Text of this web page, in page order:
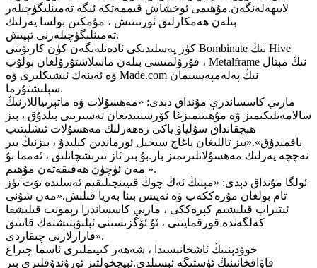
لايىھەلەنگەن.مۇھىمى ئوخشاش قىممەتكە ئىگە تەمىنلىگۈچىلەر
بىلەن ھەمكارلىق ئورنىتىش ، مۇمكىن بولسا يەرلىك
تەمىنلىگۈچىلەرنى تېپىش.
كۈز پەسلىدىكى ئادەتلەنگەن كۈن كارىۋىتى Bombinate نىڭ Hive
قۇرۇلمىسى بىلەن ماسلاشتۇرۇلغان بولۇپ ، Metalframe نىڭ مېتال
ۋە ئەينەك ئىشىكلىرى ۋە Made.com نىڭ پەلەمپەيسىمان
سېلىشتۇرما.
مارىي كاسساندرې مۇنداق دېدى: «مەھسۇلات ۋە ماتېرىياللارنىڭ
سالامەتلىكىمىز ۋە مۇھىتىمىزغا كۆرسىتىدىغان تەسىرىنى بىلدۇق ، بىز
ھېچقانداق سۇلياۋ ياكى زەھەرلىك مەھسۇلات ئىشلىتىپ
باقمىدۇق».«بىز تاللىغان ياغاچ سىجىل ئورماندىن كېلىدۇ ، بىزنىڭ بىر
نەچچە يەرلىك مەھسۇلاتلىرىمىز بار.بۇ بىر ئاز تىرىشچانلىق ، ئەمما بۇ
مەن ئۈچۈن ھەقىقەتەن مۇھىم ».
ئولگا مۇنداق دېدى: «مېنىڭ ئەڭ چوڭ قىيىنچىلىقىم ئەسلىدە تۆت تۈز
تام بولغان مۇرەككەپ ۋە نەپىس بىنا بەرپا قىلىش.«مەن شۇنى
ئېتىراپ قىلىشىم كېرەككى ، مارىي كاسساندرا رېمونت قىلىشقا
كەلگەندە قورقمايتتى ، ئۇ ئۆگزىسىنى ئېلىۋېتىشتەك قاتتىق
قارارلارنى چىقاردى».
خوۋدېننىڭ ئاشخانىسىدا ، شەھەر كىيىملىرى ئاسما چىراغ
قاۋاقخانىنىڭ ئۈستىگە ئېسىلدى.ئېيچخولتىز ئورۇندۇقلىرى بىر